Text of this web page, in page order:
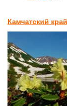
Камчатский край